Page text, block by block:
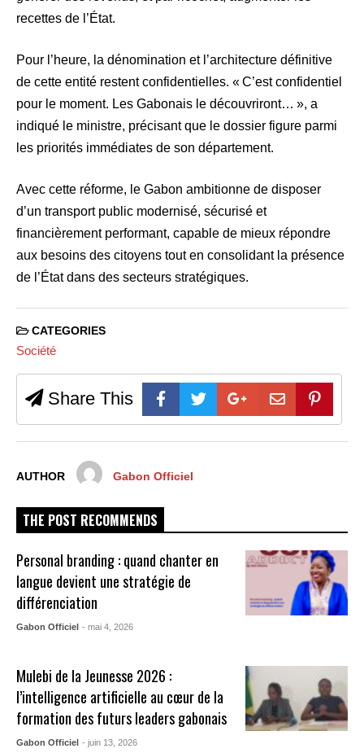
recettes de l’État.
Pour l’heure, la dénomination et l’architecture définitive
de cette entité restent confidentielles. « C’est confidentiel
pour le moment. Les Gabonais le découvriront… », a
indiqué le ministre, précisant que le dossier figure parmi
les priorités immédiates de son département.
Avec cette réforme, le Gabon ambitionne de disposer
d’un transport public modernisé, sécurisé et
financièrement performant, capable de mieux répondre
aux besoins des citoyens tout en consolidant la présence
de l’État dans des secteurs stratégiques.
CATEGORIES
Société
Share This
AUTHOR Gabon Officiel
THE POST RECOMMENDS
Personal branding : quand chanter en
langue devient une stratégie de
différenciation
Gabon Officiel - mai 4, 2026
Mulebi de la Jeunesse 2026 :
l’intelligence artificielle au cœur de la
formation des futurs leaders gabonais
Gabon Officiel - juin 13, 2026